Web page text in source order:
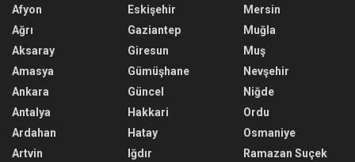
Afyon
Ağrı
Aksaray
Amasya
Ankara
Antalya
Ardahan
Artvin
Eskişehir
Gaziantep
Giresun
Gümüşhane
Güncel
Hakkari
Hatay
Iğdır
Mersin
Muğla
Muş
Nevşehir
Niğde
Ordu
Osmaniye
Ramazan Suçek